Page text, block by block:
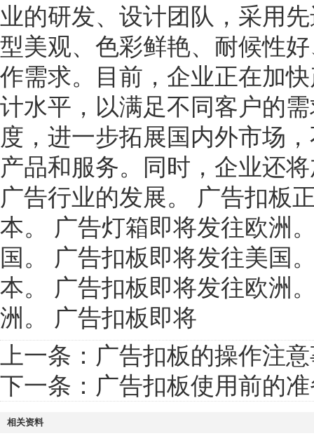
业的研发、设计团队，采用
型美观、色彩鲜艳、耐候性
作需求。目前，企业正在加
计水平，以满足不同客户的
度，进一步拓展国内外市场
产品和服务。同时，企业还
广告行业的发展。 广告扣板
本。 广告灯箱即将发往欧洲
国。 广告扣板即将发往美国
本。 广告扣板即将发往欧洲
洲。 广告扣板即将
上一条： 广告扣板的操作注
下一条： 广告扣板使用前的
相关资料